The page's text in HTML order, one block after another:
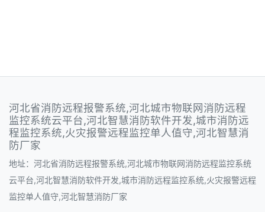
河北省消防远程报警系统,河北城市物联网消防远程
监控系统云平台,河北智慧消防软件开发,城市消防远
程监控系统,火灾报警远程监控单人值守,河北智慧消
防厂家
地址：河北省消防远程报警系统,河北城市物联网消防远程监控系统
云平台,河北智慧消防软件开发,城市消防远程监控系统,火灾报警远程
监控单人值守,河北智慧消防厂家